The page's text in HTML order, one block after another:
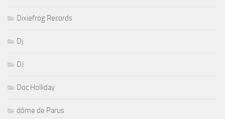
Dixiefrog Records
Dj
DJ
Doc Holliday
dôme de Parus